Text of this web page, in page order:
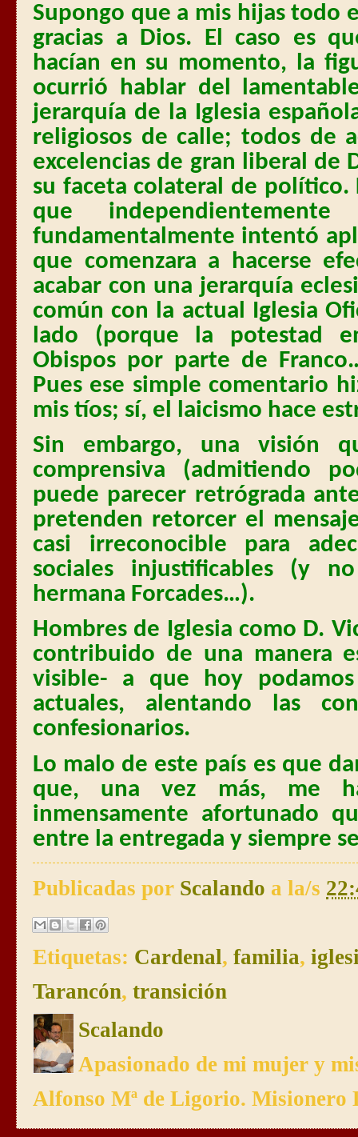
Supongo que a mis hijas todo
gracias a Dios. El caso es
hacían en su momento, la
ocurrió hablar del
jerarquía de la Iglesia
religiosos de calle; todos de
excelencias de gran liberal de
su faceta colateral de
que
fundamentalmente intentó
que comenzara a hacerse
acabar con una jerarquía
común con la actual Iglesia
lado (porque la potestad
Obispos por parte de
Pues ese simple comentario
mis tíos; sí, el laicismo hace
Sin embargo, una visión
comprensiva (admitiendo
puede parecer retrógrada
pretenden retorcer el
casi irreconocible para
sociales injustificables (y
hermana Forcades…).
Hombres de Iglesia como D.
contribuido de una manera
visible- a que hoy
actuales, alentando las
confesionarios.
Lo malo de este país es que
que, una vez más, me
inmensamente afortunado
entre la entregada y siempre
Publicadas por Scalando a la/s
Etiquetas: Cardenal, familia,
Tarancón, transición
Scalando
Apasionado de mi mujer y
Alfonso Mª de Ligorio. Misionero